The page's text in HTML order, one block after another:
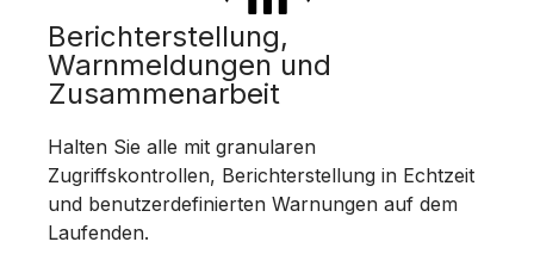
Berichterstellung,
Warnmeldungen und
Zusammenarbeit
Halten Sie alle mit granularen
Zugriffskontrollen, Berichterstellung in Echtzeit
und benutzerdefinierten Warnungen auf dem
Laufenden.